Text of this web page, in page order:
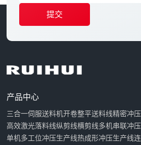
提交
产品中心
三合一伺服送料机开卷整平送料线精密冲
高效激光落料线纵剪线横剪线多机串联冲
单机多工位冲压生产线热成形冲压生产线